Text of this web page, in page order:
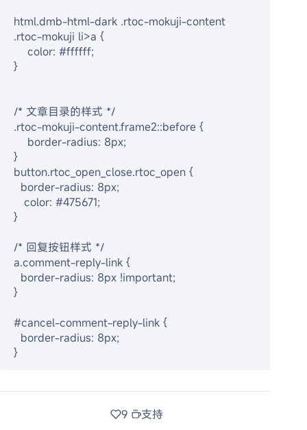
html.dmb-html-dark .rtoc-mokuji-content
.rtoc-mokuji li>a {
    color: #ffffff;
}
/* 文章目录的样式 */
.rtoc-mokuji-content.frame2::before {
border-radius: 8px;
}
button.rtoc_open_close.rtoc_open {
  border-radius: 8px;
   color: #475671;
}
/* 回复按钮样式 */
a.comment-reply-link {
  border-radius: 8px !important;
}
#cancel-comment-reply-link {
  border-radius: 8px;
}
9 支持